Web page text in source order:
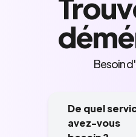
Besoin
De quel
avez-vous